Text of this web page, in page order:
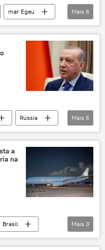
mar Egeu
Tesouro
Mais 6
Rússia
Ancara
Mais 6
a
na
Brasil
Exteriores
Mais 3